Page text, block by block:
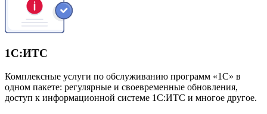
1С:ИТС
Комплексные услуги по обслуживанию программ «1С» в
одном пакете: регулярные и своевременные обновления,
доступ к информационной системе 1С:ИТС и многое другое.